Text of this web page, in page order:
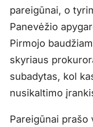
pareigūnai, o
Panevėžio
Pirmojo
skyriaus
subadytas, kol
nusikaltimo
Pareigūnai prašo